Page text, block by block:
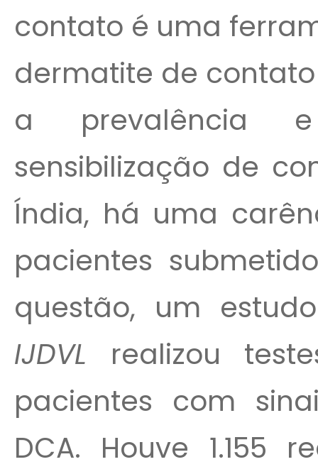
contato é uma
dermatite de
a prevalência
sensibilização de
Índia, há uma
pacientes
questão, um
IJDVL realizou
pacientes com
DCA. Houve 1.155